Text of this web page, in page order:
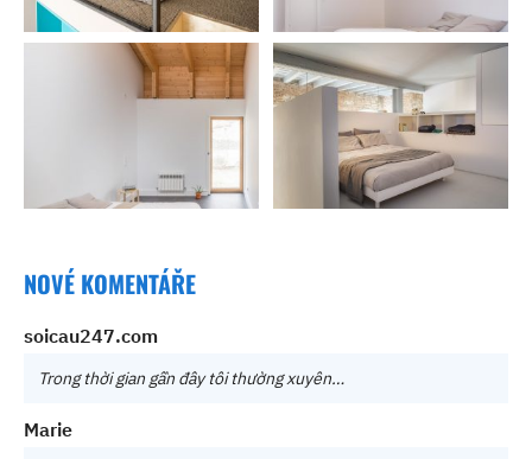
NOVÉ KOMENTÁŘE
soicau247.com
Trong thời gian gần đây tôi thường xuyên…
Marie